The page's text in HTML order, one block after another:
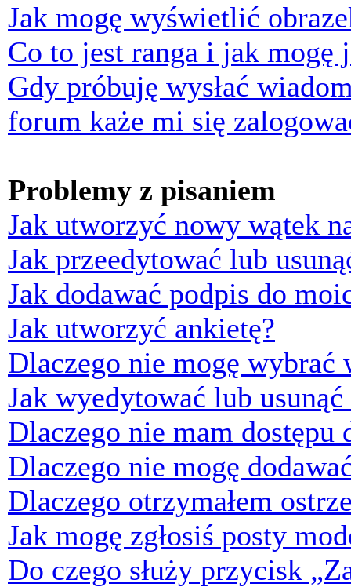
Jak mogę wyświetlić
Co to jest ranga i jak mogę
Gdy próbuję wysłać
forum każe mi się
Problemy z pisaniem
Jak utworzyć nowy wątek
Jak przeedytować lub
Jak dodawać podpis do
Jak utworzyć ankietę?
Dlaczego nie mogę wybrać
Jak wyedytować lub usunąć
Dlaczego nie mam dostępu
Dlaczego nie mogę
Dlaczego otrzymałem
Jak mogę zgłosiś posty
Do czego służy przycisk